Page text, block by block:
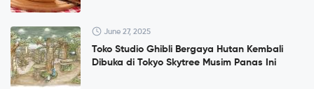
June 27, 2025
Toko Studio Ghibli Bergaya Hutan Kembali
Dibuka di Tokyo Skytree Musim Panas Ini